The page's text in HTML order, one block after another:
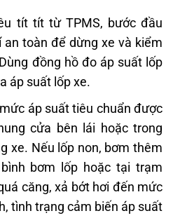
tít tít từ TPMS, bước đầu
toàn để dừng xe và kiểm
đồng hồ đo áp suất lốp
áp suất lốp xe.
áp suất tiêu chuẩn được
cửa bên lái hoặc trong
xe. Nếu lốp non, bơm thêm
bơm lốp hoặc tại trạm
căng, xả bớt hơi đến mức
tình trạng cảm biến áp suất